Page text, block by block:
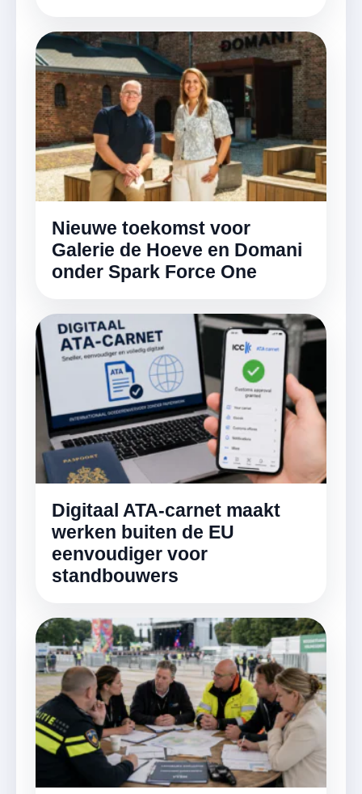
Nieuwe toekomst voor
Galerie de Hoeve en Domani
onder Spark Force One
Digitaal ATA-carnet maakt
werken buiten de EU
eenvoudiger voor
standbouwers